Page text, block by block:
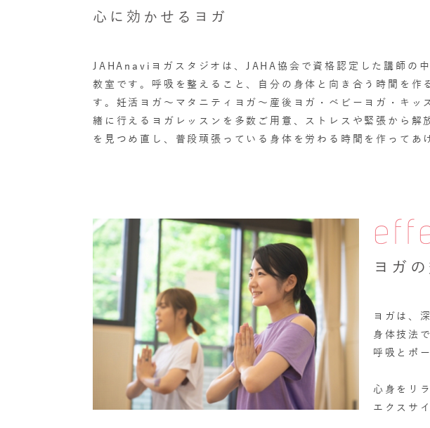
心に効かせるヨガ
JAHAnaviヨガスタジオは、JAHA協会で資格認定した講師の
教室です。呼吸を整えること、自分の身体と向き合う時間を作
す。妊活ヨガ～マタニティヨガ～産後ヨガ・ベビーヨガ・キッ
緒に行えるヨガレッスンを多数ご用意、ストレスや緊張から解
を見つめ直し、普段頑張っている身体を労わる時間を作ってあ
ヨガ
ヨガは、
身体技法
呼吸とポ
心身をリ
エクスサ